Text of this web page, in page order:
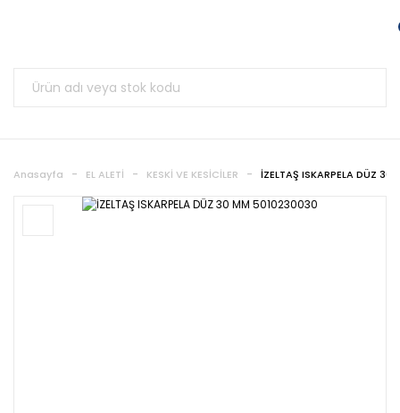
Anasayfa EL ALETİ KESKİ VE KESİCİLER İZELTAŞ ISKARPELA DÜZ